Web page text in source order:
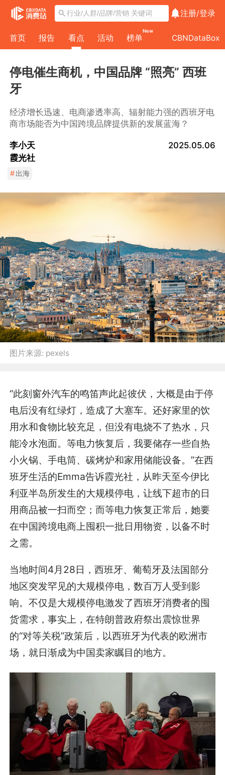
注册/登录
首页 报告 看点 活动 榜单
New
CBNDataBox
停电催生商机，中国品牌 “照亮” 西班
牙
经济增长迅速、电商渗透率高、辐射能力强的西班牙电
商市场能否为中国跨境品牌提供新的发展蓝海？
李小天
霞光社
2025.05.06
#出海
图片来源: pexels
“此刻窗外汽车的鸣笛声此起彼伏，大概是由于停
电后没有红绿灯，造成了大塞车。还好家里的饮
用水和食物比较充足，但没有电烧不了热水，只
能冷水泡面。等电力恢复后，我要储存一些自热
小火锅、手电筒、碳烤炉和家用储能设备。”在西
班牙生活的Emma告诉霞光社，从昨天至今伊比
利亚半岛所发生的大规模停电，让线下超市的日
用商品被一扫而空；而等电力恢复正常后，她要
在中国跨境电商上囤积一批日用物资，以备不时
之需。
当地时间4月28日，西班牙、葡萄牙及法国部分
地区突发罕见的大规模停电，数百万人受到影
响。不仅是大规模停电激发了西班牙消费者的囤
货需求，事实上，在特朗普政府祭出震惊世界
的“对等关税”政策后，以西班牙为代表的欧洲市
场，就日渐成为中国卖家瞩目的地方。